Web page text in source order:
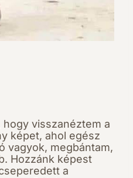
visszanéztem a
képet, ahol egész
vagyok, megbántam,
Hozzánk képest
a